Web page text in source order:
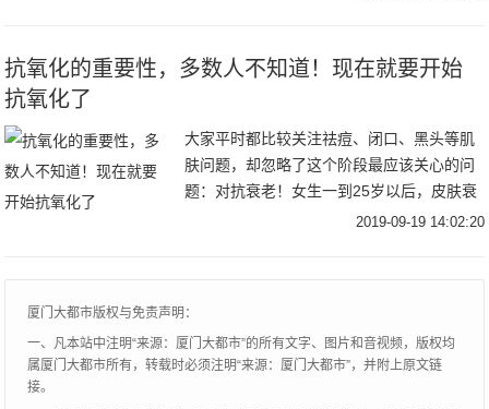
抗氧化的重要性，多数人不知道！现在就要开始
抗氧化了
大家平时都比较关注祛痘、闭口、黑头等肌
肤问题，却忽略了这个阶段最应该关心的问
题：对抗衰老！女生一到25岁以后，皮肤衰
老氧化的快。最明显的表现就是皮肤暗黄，
2019-09-19 14:02:20
厦门大都市版权与免责声明：
一、凡本站中注明“来源：厦门大都市”的所有文字、图片和音视频，版权均
属厦门大都市所有，转载时必须注明“来源：厦门大都市”，并附上原文链
接。